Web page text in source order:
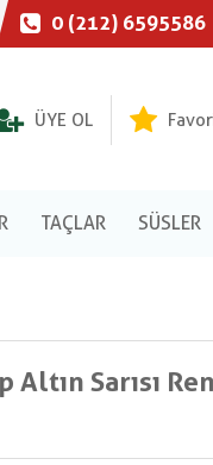
0 (212) 6595586
ÜYE OL
TAÇLAR SÜSLER
Sarısı